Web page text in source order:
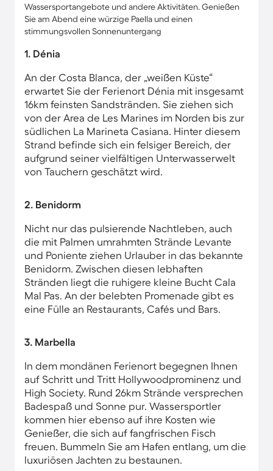
Wassersportangebote und andere Aktivitäten. Genießen
Sie am Abend eine würzige Paella und einen
stimmungsvollen Sonnenuntergang
1. Dénia
An der Costa Blanca, der „weißen Küste“
erwartet Sie der Ferienort Dénia mit insgesamt
16km feinsten Sandstränden. Sie ziehen sich
von der Area de Les Marines im Norden bis zur
südlichen La Marineta Casiana. Hinter diesem
Strand befinde sich ein felsiger Bereich, der
aufgrund seiner vielfältigen Unterwasserwelt
von Tauchern geschätzt wird.
2. Benidorm
Nicht nur das pulsierende Nachtleben, auch
die mit Palmen umrahmten Strände Levante
und Poniente ziehen Urlauber in das bekannte
Benidorm. Zwischen diesen lebhaften
Stränden liegt die ruhigere kleine Bucht Cala
Mal Pas. An der belebten Promenade gibt es
eine Fülle an Restaurants, Cafés und Bars.
3. Marbella
In dem mondänen Ferienort begegnen Ihnen
auf Schritt und Tritt Hollywoodprominenz und
High Society. Rund 26km Strände versprechen
Badespaß und Sonne pur. Wassersportler
kommen hier ebenso auf ihre Kosten wie
Genießer, die sich auf fangfrischen Fisch
freuen. Bummeln Sie am Hafen entlang, um die
luxuriösen Jachten zu bestaunen.